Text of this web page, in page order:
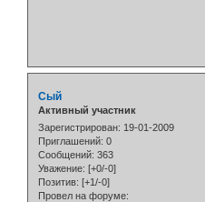
Сый
Активный участник
Зарегистрирован: 19-01-2009
Приглашений: 0
Сообщений: 363
Уважение: [+0/-0]
Позитив: [+1/-0]
Провел на форуме: